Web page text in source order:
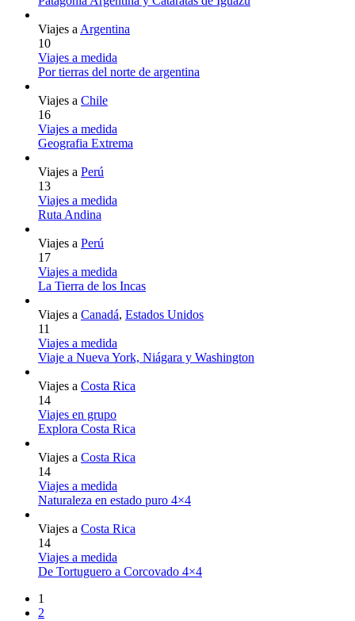
Viajes a Argentina
10
Viajes a medida
Por tierras del norte de argentina
Viajes a Chile
16
Viajes a medida
Geografia Extrema
Viajes a Perú
13
Viajes a medida
Ruta Andina
Viajes a Perú
17
Viajes a medida
La Tierra de los Incas
Viajes a Canadá, Estados Unidos
11
Viajes a medida
Viaje a Nueva York, Niágara y Washington
Viajes a Costa Rica
14
Viajes en grupo
Explora Costa Rica
Viajes a Costa Rica
14
Viajes a medida
Naturaleza en estado puro 4×4
Viajes a Costa Rica
14
Viajes a medida
De Tortuguero a Corcovado 4×4
1
2